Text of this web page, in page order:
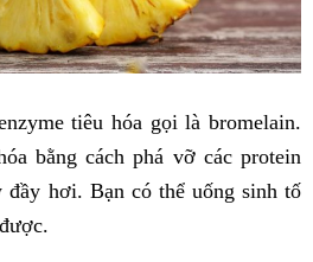
tiêu hóa gọi là bromelain.
bằng cách phá vỡ các protein
đầy hơi. Bạn có thể uống sinh tố